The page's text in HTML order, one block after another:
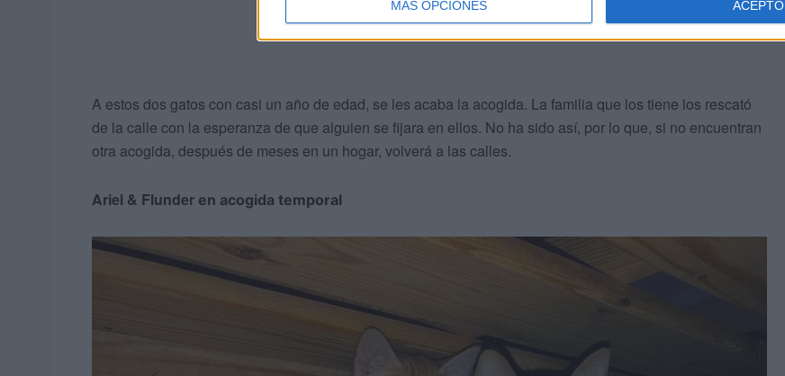
MÁS OPCIONES ACEPTO
A estos dos gatos con casi un año de edad, se les acaba la acogida. La familia que los tiene los rescató
de la calle con la esperanza de que alguien se fijara en ellos. No ha sido así, por lo que, si no encuentran
otra acogida, después de meses en un hogar, volverá a las calles.
Ariel & Flunder en acogida temporal